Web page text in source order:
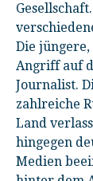
Die
Angriff auf
Journalist.
zahlreiche
Land
hingegen
Medien